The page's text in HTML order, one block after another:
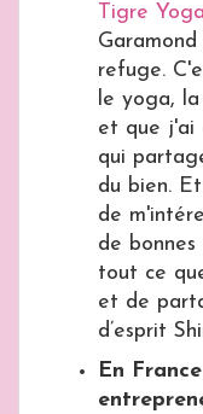
Tigre
refuge.
le yoga,
et que j'ai
qui
du bien.
de
de
tout ce
et de
d’esprit
En